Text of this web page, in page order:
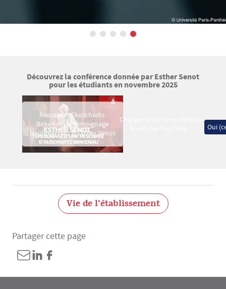
Découvrez la conférence donnée par Esther Senot
pour les étudiants en novembre 2025
Video Mav
Rescapée d’Auschwitz-
Birkenau, le témoignage
bouleversant d’Esther Senot
Charger le contenu externe
Oui
Vie de l’établissement
Partager cette page